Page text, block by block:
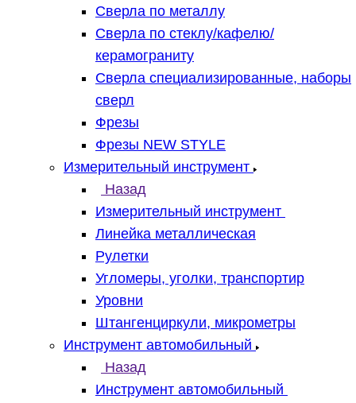
Сверла по металлу
Сверла по стеклу/кафелю/
керамограниту
Сверла специализированные, наборы
сверл
Фрезы
Фрезы NEW STYLE
Измерительный инструмент
Назад
Измерительный инструмент
Линейка металлическая
Рулетки
Угломеры, уголки, транспортир
Уровни
Штангенциркули, микрометры
Инструмент автомобильный
Назад
Инструмент автомобильный